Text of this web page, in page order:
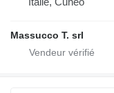
Massucco T. srl